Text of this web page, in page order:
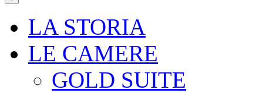
LA STORIA
LE CAMERE
GOLD SUITE